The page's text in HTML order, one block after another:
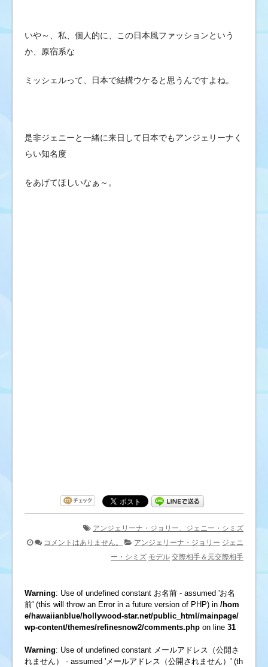
いや～、私、個人的に、この日本風ファッションという
か、原宿系な
ミッシェルって、日本で結構ウケると思うんですよね。
是非ジェニーと一緒に来日して日本でもアンジェリーナく
らい知名度
をあげてほしいなぁ～。
アンジェリーナ・ジョリー、ジェニー・シミズ
コメントはありません。
アンジェリーナ・ジョリー ジェニ
ー・シミズ モデル 交際相手＆元交際相手
Warning: Use of undefined constant お名前 - assumed 'お名
前' (this will throw an Error in a future version of PHP) in /hom
e/hawaiianblue/hollywood-star.net/public_html/mainpage/
wp-content/themes/refinesnow2/comments.php on line 31
Warning: Use of undefined constant メールアドレス（公開さ
れません） - assumed 'メールアドレス（公開されません）' (th